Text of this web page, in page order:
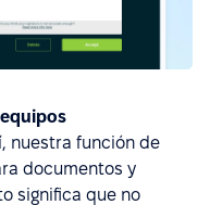
nuestra función de
documentos y
significa que no